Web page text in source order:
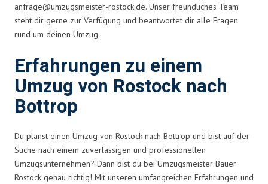
anfrage@umzugsmeister-rostock.de. Unser freundliches Team
steht dir gerne zur Verfügung und beantwortet dir alle Fragen
rund um deinen Umzug.
Erfahrungen zu einem
Umzug von Rostock nach
Bottrop
Du planst einen Umzug von Rostock nach Bottrop und bist auf der
Suche nach einem zuverlässigen und professionellen
Umzugsunternehmen? Dann bist du bei Umzugsmeister Bauer
Rostock genau richtig! Mit unseren umfangreichen Erfahrungen und